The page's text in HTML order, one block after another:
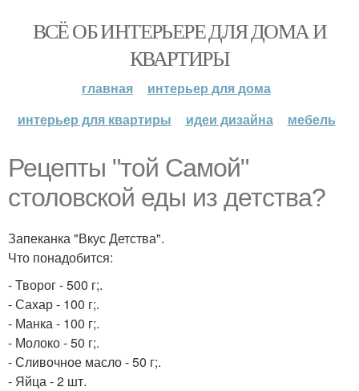
ВСЁ ОБ ИНТЕРЬЕРЕ ДЛЯ ДОМА И
КВАРТИРЫ
главная
интерьер для дома
интерьер для квартиры
идеи дизайна мебель
Рецепты "той Самой"
столовской еды из детства?
Запеканка "Вкус Детства".
Что понадобится:
- Творог - 500 г;.
- Сахар - 100 г;.
- Манка - 100 г;.
- Молоко - 50 г;.
- Сливочное масло - 50 г;.
- Яйца - 2 шт.